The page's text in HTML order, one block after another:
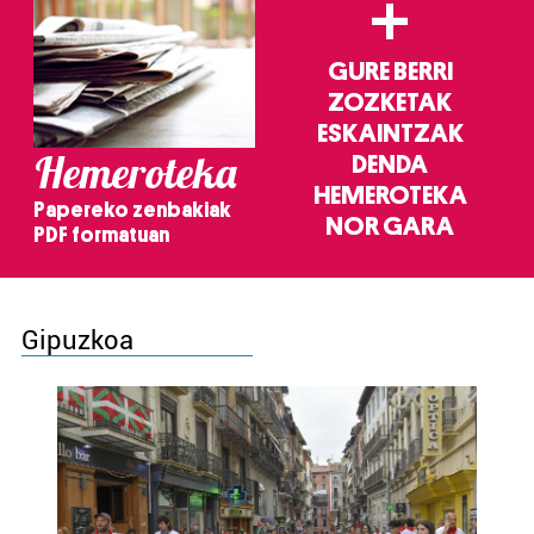
Hemeroteka
Papereko zenbakiak
PDF formatuan
+
GURE BERRI
ZOZKETAK
ESKAINTZAK
DENDA
HEMEROTEKA
NOR GARA
Gipuzkoa